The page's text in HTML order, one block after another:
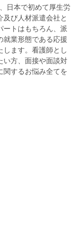
日本で初めて厚生労
び人材派遣会社と
ートはもちろん、派
就業形態である応援
します。看護師とし
い方、面接や面談対
関するお悩み全てを